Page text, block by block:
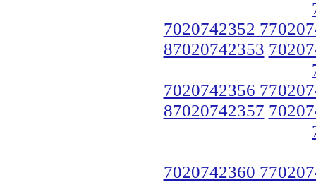
7020742352
87020742353
7020742356
87020742357
7020742360